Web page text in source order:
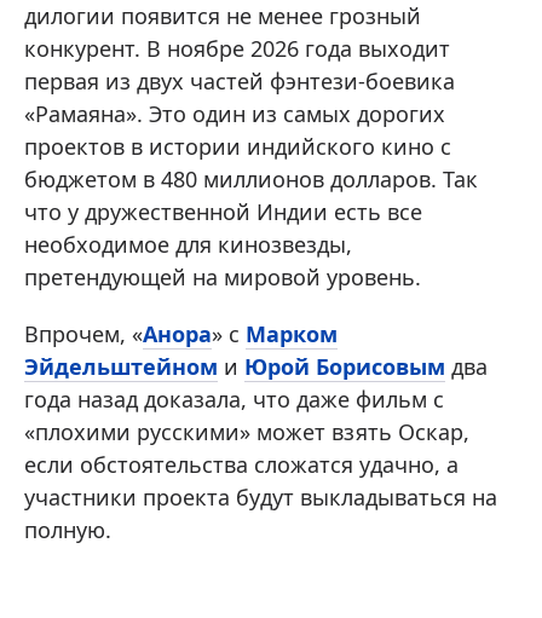
дилогии появится не менее грозный
конкурент. В ноябре 2026 года выходит
первая из двух частей фэнтези-боевика
«Рамаяна». Это один из самых дорогих
проектов в истории индийского кино с
бюджетом в 480 миллионов долларов. Так
что у дружественной Индии есть все
необходимое для кинозвезды,
претендующей на мировой уровень.
Впрочем, «Анора» с Марком
Эйдельштейном и Юрой Борисовым два
года назад доказала, что даже фильм с
«плохими русскими» может взять Оскар,
если обстоятельства сложатся удачно, а
участники проекта будут выкладываться на
полную.